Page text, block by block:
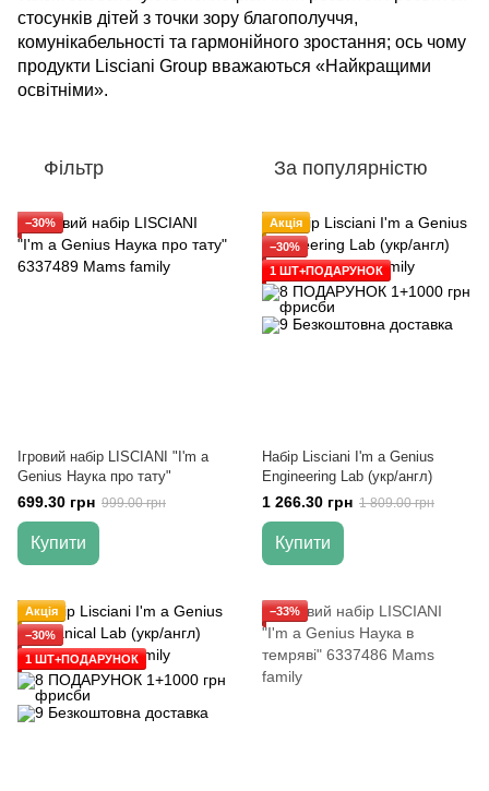
стосунків дітей з точки зору благополуччя,
комунікабельності та гармонійного зростання; ось чому
продукти Lisciani Group вважаються «Найкращими
освітніми».
Фільтр За популярністю
−30%
Ігровий набір LISCIANI "I'm a
Genius Наука про тату"
699.30 грн 999.00 грн
Купити
Акція
−30%
1 ШТ+ПОДАРУНОК
Набір Lisciani I'm a Genius
Engineering Lab (укр/англ)
1 266.30 грн 1 809.00 грн
Купити
Акція
−30%
1 ШТ+ПОДАРУНОК
−33%